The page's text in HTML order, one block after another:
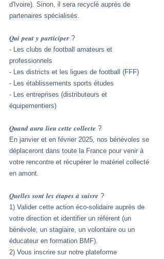
d'Ivoire). Sinon, il sera recyclé auprès de
partenaires spécialisés.
𝑸𝒖𝒊 𝒑𝒆𝒖𝒕 𝒚 𝒑𝒂𝒓𝒕𝒊𝒄𝒊𝒑𝒆𝒓 ?
- Les clubs de football amateurs et
professionnels
- Les districts et les ligues de football (FFF)
- Les établissements sports études
- Les entreprises (distributeurs et
équipementiers)
𝑸𝒖𝒂𝒏𝒅 𝒂𝒖𝒓𝒂 𝒍𝒊𝒆𝒖 𝒄𝒆𝒕𝒕𝒆 𝒄𝒐𝒍𝒍𝒆𝒄𝒕𝒆 ?
En janvier et en février 2025, nos bénévoles se
déplaceront dans toute la France pour venir à
votre rencontre et récupérer le matériel collecté
en amont.
𝑸𝒖𝒆𝒍𝒍𝒆𝒔 𝒔𝒐𝒏𝒕 𝒍𝒆𝒔 𝒆́𝒕𝒂𝒑𝒆𝒔 𝒂̀ 𝒔𝒖𝒊𝒗𝒓𝒆 ?
1) Valider cette action éco-solidaire auprès de
votre direction et identifier un référent (un
bénévole, un stagiaire, un volontaire ou un
éducateur en formation BMF).
2) Vous inscrire sur notre plateforme